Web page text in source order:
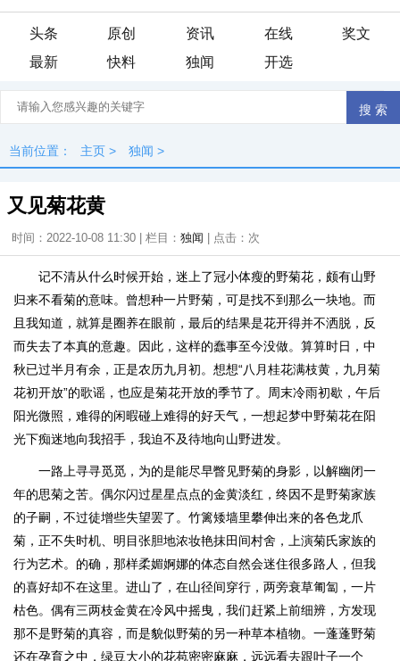
头条 原创 资讯 在线
奖文
最新
快料 独闻 开选
当前位置： 主页 > 独闻 >
又见菊花黄
时间：2022-10-08 11:30 | 栏目： 独闻 | 点击： 次
记不清从什么时候开始，迷上了冠小体瘦的野菊花，颇有山野
归来不看菊的意味。曾想种一片野菊，可是找不到那么一块地。而
且我知道，就算是圈养在眼前，最后的结果是花开得并不洒脱，反
而失去了本真的意趣。因此，这样的蠢事至今没做。算算时日，中
秋已过半月有余，正是农历九月初。想想“八月桂花满枝黄，九月菊
花初开放”的歌谣，也应是菊花开放的季节了。周末冷雨初歇，午后
阳光微照，难得的闲暇碰上难得的好天气，一想起梦中野菊花在阳
光下痴迷地向我招手，我迫不及待地向山野进发。
一路上寻寻觅觅，为的是能尽早瞥见野菊的身影，以解幽闭一
年的思菊之苦。偶尔闪过星星点点的金黄淡红，终因不是野菊家族
的子嗣，不过徒增些失望罢了。竹篱矮墙里攀伸出来的各色龙爪
菊，正不失时机、明目张胆地浓妆艳抹田间村舍，上演菊氏家族的
行为艺术。的确，那样柔媚婀娜的体态自然会迷住很多路人，但我
的喜好却不在这里。进山了，在山径间穿行，两旁衰草匍匐，一片
枯色。偶有三两枝金黄在冷风中摇曳，我们赶紧上前细辨，方发现
那不是野菊的真容，而是貌似野菊的另一种草本植物。一蓬蓬野菊
还在孕育之中，绿豆大小的花苞密密麻麻，远远看去跟叶子一个